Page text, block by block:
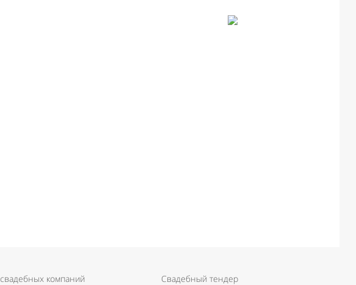
компаний Свадебный тендер